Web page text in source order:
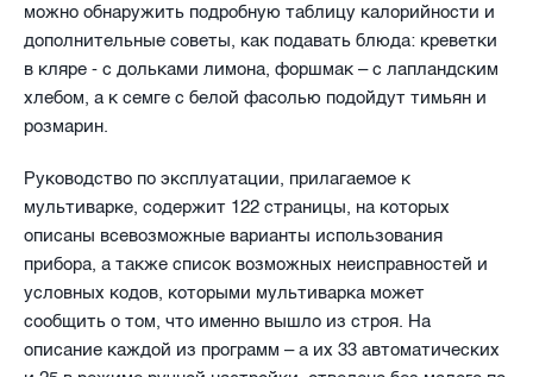
можно обнаружить подробную таблицу калорийности и
дополнительные советы, как подавать блюда: креветки
в кляре - с дольками лимона, форшмак – с лапландским
хлебом, а к семге с белой фасолью подойдут тимьян и
розмарин.
Руководство по эксплуатации, прилагаемое к
мультиварке, содержит 122 страницы, на которых
описаны всевозможные варианты использования
прибора, а также список возможных неисправностей и
условных кодов, которыми мультиварка может
сообщить о том, что именно вышло из строя. На
описание каждой из программ – а их 33 автоматических